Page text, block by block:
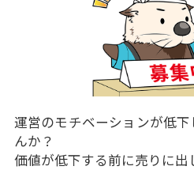
運営のモチベーションが低
んか？
価値が低下する前に売りに出